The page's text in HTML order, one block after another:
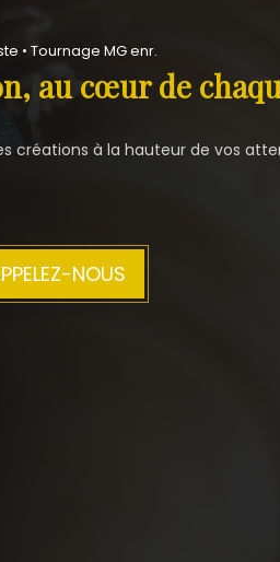
• Tournage MG enr.
au cœur de
créations à la hauteur de vos
NOUS